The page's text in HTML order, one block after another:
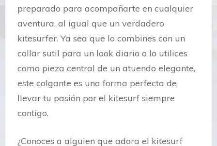
preparado para acompañarte en cualquier
aventura, al igual que un verdadero
kitesurfer. Ya sea que lo combines con un
collar sutil para un look diario o lo utilices
como pieza central de un atuendo elegante,
este colgante es una forma perfecta de
llevar tu pasión por el kitesurf siempre
contigo.
¿Conoces a alguien que adora el kitesurf